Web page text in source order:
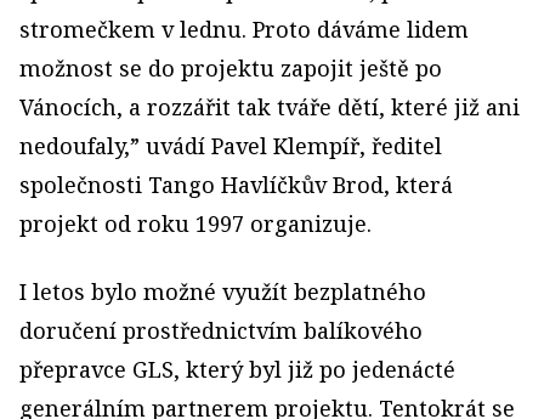
stromečkem v lednu. Proto dáváme lidem
možnost se do projektu zapojit ještě po
Vánocích, a rozzářit tak tváře dětí, které již ani
nedoufaly,” uvádí Pavel Klempíř, ředitel
společnosti Tango Havlíčkův Brod, která
projekt od roku 1997 organizuje.
I letos bylo možné využít bezplatného
doručení prostřednictvím balíkového
přepravce GLS, který byl již po jedenácté
generálním partnerem projektu. Tentokrát se